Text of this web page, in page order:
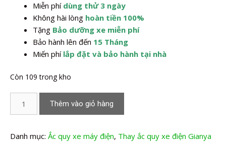
2.240.000,0₫.
Miễn phí dùng thử 3 ngày
Không hài lòng hoàn tiền 100%
Tặng Bảo dưỡng xe miễn phí
Bảo hành lên đến 15 Tháng
Miến phí lắp đặt và bảo hành tại nhà
Còn 109 trong kho
xe
Thêm vào giỏ hàng
Danh mục: Ắc quy xe máy điện, Thay ắc quy xe điện Gianya